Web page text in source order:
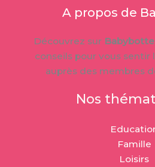
A propos de
Découvrez sur Babybotte
conseils pour vous sentir
auprès des membres
Nos
Famille
Loisirs